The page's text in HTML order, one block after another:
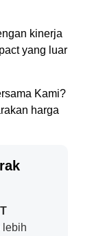
kinerja
yang luar
Kami?
harga
IT
lebih